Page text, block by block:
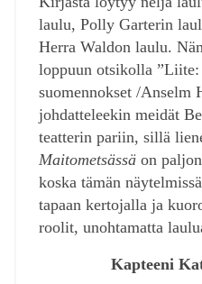
laulu, Polly Garterin
Herra Waldon laulu.
loppuun otsikolla
suomennokset /Anselm
johdatteleekin meidät
teatterin pariin, sillä
Maitometsässäon
koska tämän
tapaan kertojalla ja
roolit, unohtamatta
Kapteeni